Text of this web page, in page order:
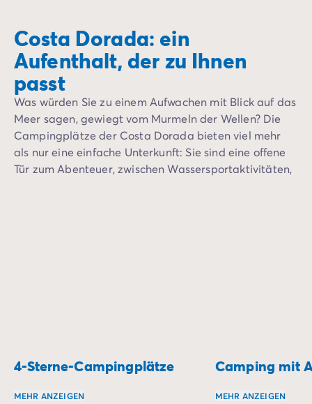
Costa Dorada: ein
Aufenthalt, der zu Ihnen
passt
Was würden Sie zu einem Aufwachen mit Blick auf das
Meer sagen, gewiegt vom Murmeln der Wellen? Die
Campingplätze der Costa Dorada bieten viel mehr
als nur eine einfache Unterkunft: Sie sind eine offene
Tür zum Abenteuer, zwischen Wassersportaktivitäten,
4-Sterne-Campingplätze
MEHR ANZEIGEN
Camping mit
MEHR ANZEIGEN